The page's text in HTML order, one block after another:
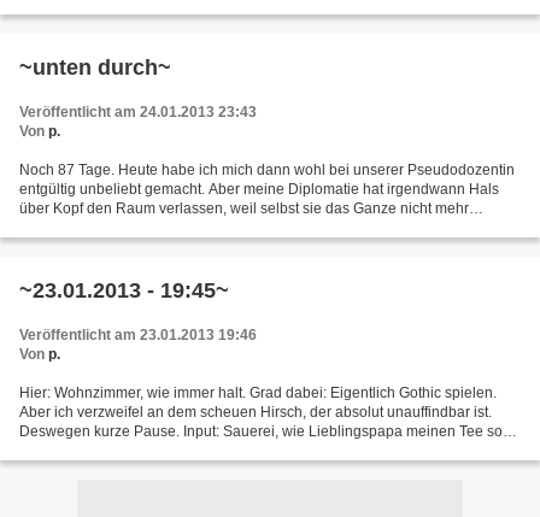
~unten durch~
Veröffentlicht am 24.01.2013 23:43
Von p.
Noch 87 Tage. Heute habe ich mich dann wohl bei unserer Pseudodozentin
entgültig unbeliebt gemacht. Aber meine Diplomatie hat irgendwann Hals
über Kopf den Raum verlassen, weil selbst sie das Ganze nicht mehr
~23.01.2013 - 19:45~
Veröffentlicht am 23.01.2013 19:46
Von p.
Hier: Wohnzimmer, wie immer halt. Grad dabei: Eigentlich Gothic spielen.
Aber ich verzweifel an dem scheuen Hirsch, der absolut unauffindbar ist.
Deswegen kurze Pause. Input: Sauerei, wie Lieblingspapa meinen Tee so